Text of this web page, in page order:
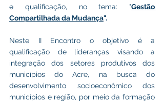
e qualificação, no tema: "Gestão
Compartilhada da Mudança".
Neste II Encontro o objetivo é a
qualificação de lideranças visando a
integração dos setores produtivos dos
municípios do Acre, na busca do
desenvolvimento socioeconômico dos
municípios e região, por meio da formação